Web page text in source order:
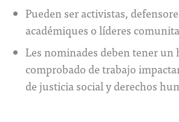
Pueden ser activistas,
académiques o líderes
Les nominades deben tener un
comprobado de trabajo
de justicia social y derechos